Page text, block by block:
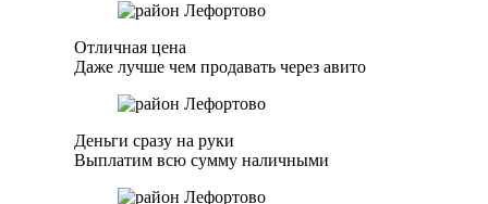
Отличная цена
Даже лучше чем продавать через авито
Деньги сразу на руки
Выплатим всю сумму наличными